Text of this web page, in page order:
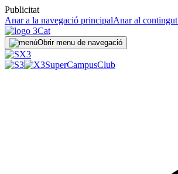
Publicitat
Anar a la navegació principalAnar al contingut
Obrir menu de navegació
SuperCampusClub